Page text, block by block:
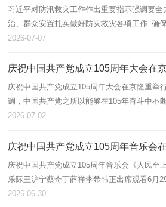
习近平对防汛救灾工作作出重要指示强调要
治、群众安置扎实做好防灾救灾各项工作 确
强作出批示新华社北京7月7日电 中共中央总
2026-07-07
庆祝中国共产党成立105周年大会在
庆祝中国共产党成立105周年大会在京隆重举
调，中国共产党之所以能够在105年奋斗中不
所以选择中国共产党，根本在于我们党具有其
2026-07-02
庆祝中国共产党成立105周年音乐会
庆祝中国共产党成立105周年音乐会《人民至
乐际王沪宁蔡奇丁薛祥李希韩正出席观看6月
立105周年音乐会《人民至上》在北京举行。
2026-06-30